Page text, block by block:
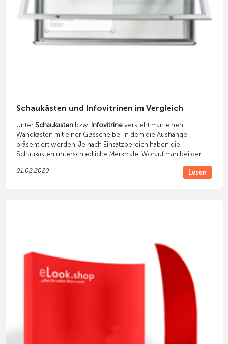
Schaukästen und Infovitrinen im Vergleich
Unter Schaukastenbzw. Infovitrineversteht man einen
Wandkasten mit einer Glasscheibe, in dem die Aushänge
präsentiert werden. Je nach Einsatzbereich haben die
Schaukästen unterschiedliche Merkmale. Worauf man bei der
Blogartikel.
01.02.2020 Lesen